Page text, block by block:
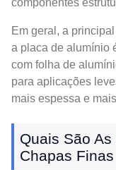
Em geral, a
a placa de alumínio
com folha de
para aplicações
mais espessa e
Quais São
Chapas